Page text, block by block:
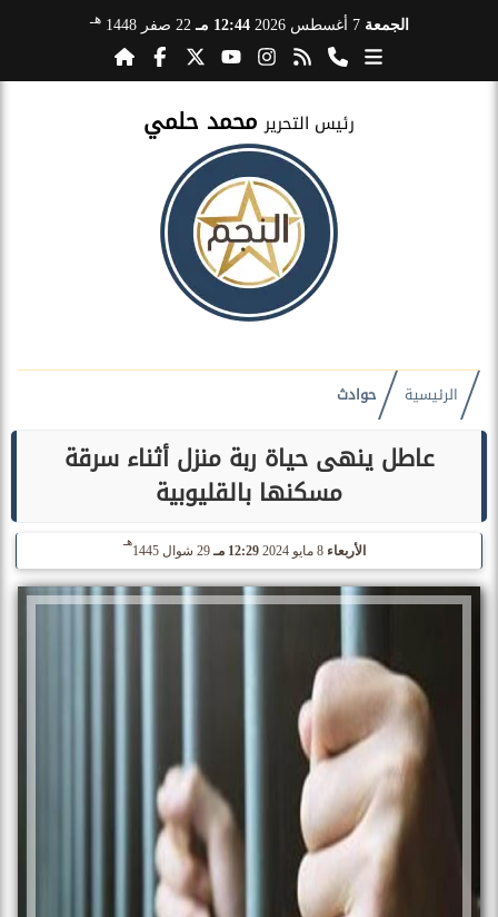
الجمعة 7 أغسطس 2026 12:44 مـ 22 صفر 1448 هـ
رئيس التحرير محمد حلمي
الرئيسية حوادث
عاطل ينهى حياة ربة منزل أثناء سرقة
مسكنها بالقليوبية
الأربعاء 12:29 مـ 29 شوال 1445
هـ